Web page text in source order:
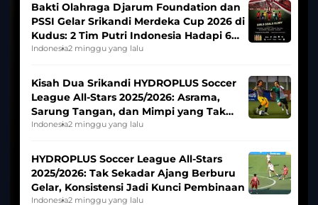
Bakti Olahraga Djarum Foundation dan
PSSI Gelar Srikandi Merdeka Cup 2026 di
Kudus: 2 Tim Putri Indonesia Hadapi 6
Tim Asia
Indonesia2 minggu yang lalu
Kisah Dua Srikandi HYDROPLUS Soccer
League All-Stars 2025/2026: Asrama,
Sarung Tangan, dan Mimpi yang Tak
Pernah Padam
Indonesia2 minggu yang lalu
HYDROPLUS Soccer League All-Stars
2025/2026: Tak Sekadar Ajang Berburu
Gelar, Konsistensi Jadi Kunci Pembinaan
Indonesia2 minggu yang lalu